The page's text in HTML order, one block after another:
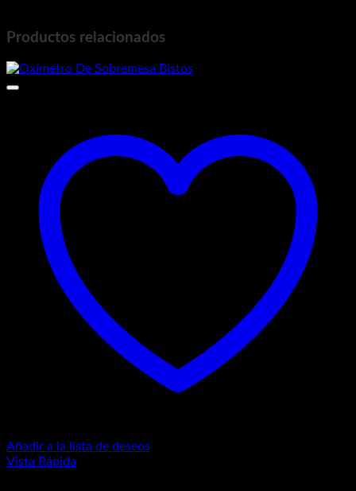
Productos relacionados
Añadir a la lista de deseos
Vista Rápida